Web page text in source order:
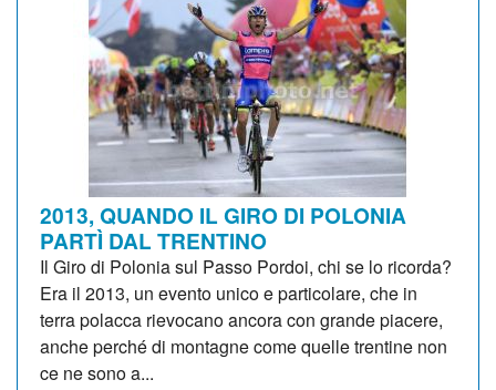
2013, QUANDO IL GIRO DI POLONIA
PARTÌ DAL TRENTINO
Il Giro di Polonia sul Passo Pordoi, chi se lo ricorda?
Era il 2013, un evento unico e particolare, che in
terra polacca rievocano ancora con grande piacere,
anche perché di montagne come quelle trentine non
ce ne sono a...